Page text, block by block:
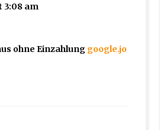
3:08 am
ohne Einzahlung google.jo